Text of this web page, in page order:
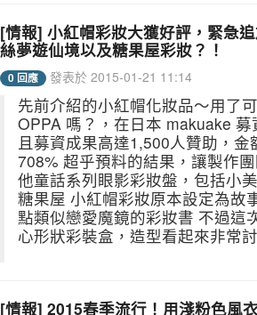
[情報] 小紅帽彩妝大獲好評，緊急
絲夢遊仙境以及糖果屋彩妝？！
0 回應 發表於 2015-01-21 11:14
先前介紹的小紅帽化妝品～用了
OPPA 嗎？，在日本 makuake 募
且募資成果高達1,500人贊助，金
708% 超乎預料的結果，讓製作
他童話系列眼影彩妝盤，包括小
糖果屋 小紅帽彩妝原本設定為故
點類似戀愛魔鏡的彩妝書 不過這
心形狀彩裝盒，造型看起來非常
[情報] 2015春季流行！用淺粉色風